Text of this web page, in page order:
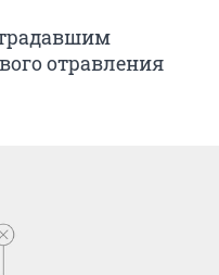
отравления